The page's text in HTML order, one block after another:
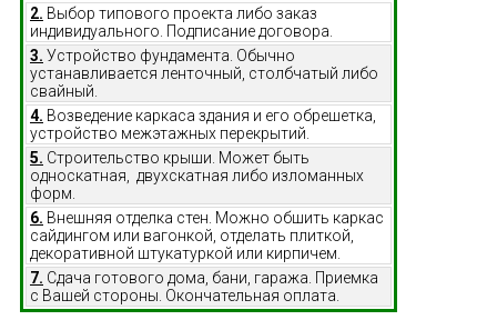
2. Выбор типового проекта либо заказ
индивидуального. Подписание договора.
3. Устройство фундамента. Обычно
устанавливается ленточный, столбчатый либо
свайный.
4. Возведение каркаса здания и его обрешетка,
устройство межэтажных перекрытий.
5. Строительство крыши. Может быть
односкатная, двухскатная либо изломанных
форм.
6. Внешняя отделка стен. Можно обшить каркас
сайдингом или вагонкой, отделать плиткой,
декоративной штукатуркой или кирпичем.
7. Сдача готового дома, бани, гаража. Приемка
с Вашей стороны. Окончательная оплата.